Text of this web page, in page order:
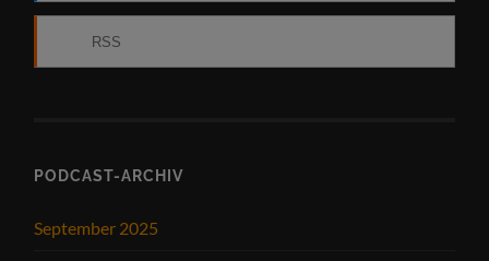
RSS
PODCAST-ARCHIV
September 2025